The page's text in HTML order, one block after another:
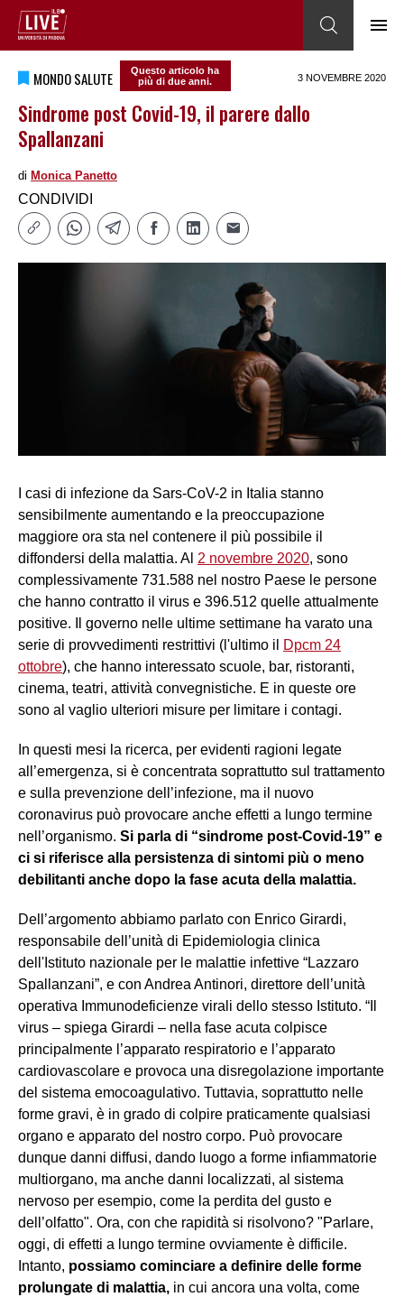
MONDO SALUTE
Questo articolo ha
più di due anni.
3 NOVEMBRE 2020
Sindrome post Covid-19, il parere dallo
Spallanzani
di Monica Panetto
CONDIVIDI
I casi di infezione da Sars-CoV-2 in Italia stanno
sensibilmente aumentando e la preoccupazione
maggiore ora sta nel contenere il più possibile il
diffondersi della malattia. Al 2 novembre 2020, sono
complessivamente 731.588 nel nostro Paese le persone
che hanno contratto il virus e 396.512 quelle attualmente
positive. Il governo nelle ultime settimane ha varato una
serie di provvedimenti restrittivi (l'ultimo il
Dpcm 24
ottobre), che hanno interessato scuole, bar, ristoranti,
cinema, teatri, attività convegnistiche. E in queste ore
sono al vaglio ulteriori misure per limitare i contagi.
In questi mesi la ricerca, per evidenti ragioni legate
all’emergenza, si è concentrata soprattutto sul trattamento
e sulla prevenzione dell’infezione, ma il nuovo
coronavirus può provocare anche effetti a lungo termine
nell’organismo. Si parla di “sindrome post-Covid-19” e
ci si riferisce alla persistenza di sintomi più o meno
debilitanti anche dopo la fase acuta della malattia.
Dell’argomento abbiamo parlato con Enrico Girardi,
responsabile dell’unità di Epidemiologia clinica
dell'Istituto nazionale per le malattie infettive “Lazzaro
Spallanzani”, e con Andrea Antinori, direttore dell’unità
operativa Immunodeficienze virali dello stesso Istituto. “Il
virus – spiega Girardi – nella fase acuta colpisce
principalmente l’apparato respiratorio e l’apparato
cardiovascolare e provoca una disregolazione importante
del sistema emocoagulativo. Tuttavia, soprattutto nelle
forme gravi, è in grado di colpire praticamente qualsiasi
organo e apparato del nostro corpo. Può provocare
dunque danni diffusi, dando luogo a forme infiammatorie
multiorgano, ma anche danni localizzati, al sistema
nervoso per esempio, come la perdita del gusto e
dell’olfatto". Ora, con che rapidità si risolvono? "Parlare,
oggi, di effetti a lungo termine ovviamente è difficile.
Intanto, possiamo cominciare a definire delle forme
prolungate di malattia, in cui ancora una volta, come